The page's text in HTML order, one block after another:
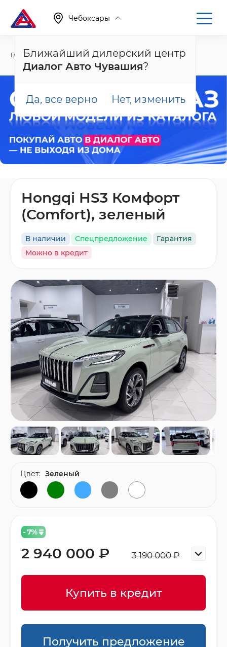
Чебоксары
Ближайший дилерский центр
Диалог Авто Чувашия?
Да, все верно Нет, изменить
Главная Каталог Новые автомобили HS3
Hongqi HS3 Комфорт
(Comfort), зеленый
В наличии Спецпредложение
Гарантия
Можно в кредит
- 7%
3 190 000 ₽
2 940 000 ₽
Купить в кредит
Получить предложение
Цвет: Зеленый